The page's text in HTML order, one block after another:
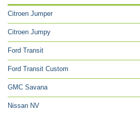
Citroen Jumper
Citroen Jumpy
Ford Transit
Ford Transit Custom
GMC Savana
Nissan NV